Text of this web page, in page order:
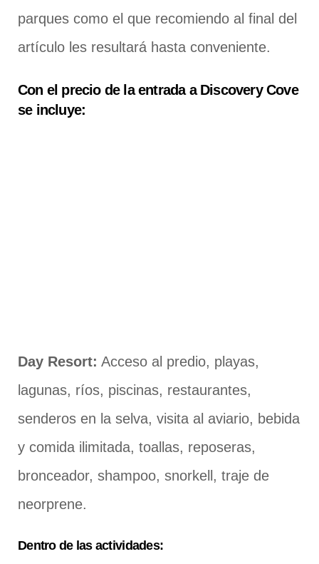
parques como el que recomiendo al final del
artículo les resultará hasta conveniente.
Con el precio de la entrada a Discovery Cove
se incluye:
Day Resort: Acceso al predio, playas,
lagunas, ríos, piscinas, restaurantes,
senderos en la selva, visita al aviario, bebida
y comida ilimitada, toallas, reposeras,
bronceador, shampoo, snorkell, traje de
neorprene.
Dentro de las actividades: